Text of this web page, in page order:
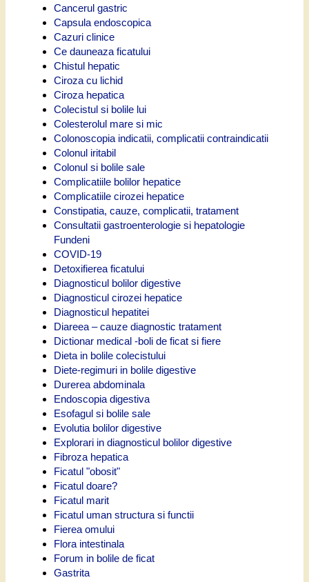
Cancerul gastric
Capsula endoscopica
Cazuri clinice
Ce dauneaza ficatului
Chistul hepatic
Ciroza cu lichid
Ciroza hepatica
Colecistul si bolile lui
Colesterolul mare si mic
Colonoscopia indicatii, complicatii contraindicatii
Colonul iritabil
Colonul si bolile sale
Complicatiile bolilor hepatice
Complicatiile cirozei hepatice
Constipatia, cauze, complicatii, tratament
Consultatii gastroenterologie si hepatologie
Fundeni
COVID-19
Detoxifierea ficatului
Diagnosticul bolilor digestive
Diagnosticul cirozei hepatice
Diagnosticul hepatitei
Diareea – cauze diagnostic tratament
Dictionar medical -boli de ficat si fiere
Dieta in bolile colecistului
Diete-regimuri in bolile digestive
Durerea abdominala
Endoscopia digestiva
Esofagul si bolile sale
Evolutia bolilor digestive
Explorari in diagnosticul bolilor digestive
Fibroza hepatica
Ficatul "obosit"
Ficatul doare?
Ficatul marit
Ficatul uman structura si functii
Fierea omului
Flora intestinala
Forum in bolile de ficat
Gastrita